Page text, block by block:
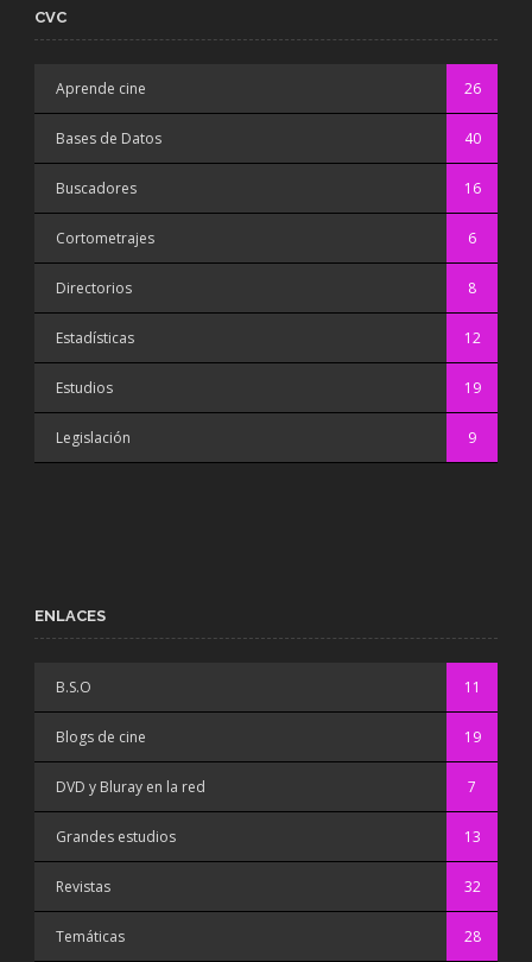
CVC
Aprende cine 26
Bases de Datos 40
Buscadores 16
Cortometrajes 6
Directorios 8
Estadísticas 12
Estudios 19
Legislación 9
ENLACES
B.S.O 11
Blogs de cine 19
DVD y Bluray en la red 7
Grandes estudios 13
Revistas 32
Temáticas 28